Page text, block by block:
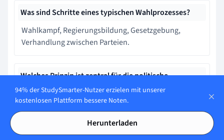
Was sind Schritte eines typischen Wahlprozesses?
Wahlkampf, Regierungsbildung, Gesetzgebung,
Verhandlung zwischen Parteien.
Welches Prinzip ist zentral für die politische
Legitimation in Demokratien?
Religiöse Propaganda.
94% der StudySmarter-Nutzer erzielen mit unserer
kostenlosen Plattform bessere Noten.
Herunterladen